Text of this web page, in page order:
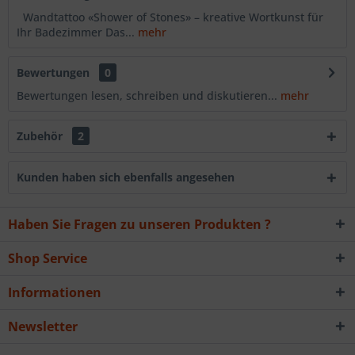
Wandtattoo «Shower of Stones» – kreative Wortkunst für
Ihr Badezimmer Das... mehr
Bewertungen
0
Bewertungen lesen, schreiben und diskutieren... mehr
Zubehör 2
Kunden haben sich ebenfalls angesehen
Haben Sie Fragen zu unseren Produkten ?
Shop Service
Informationen
Newsletter